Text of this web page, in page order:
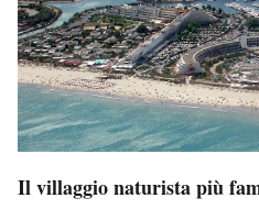
Il villaggio naturista più